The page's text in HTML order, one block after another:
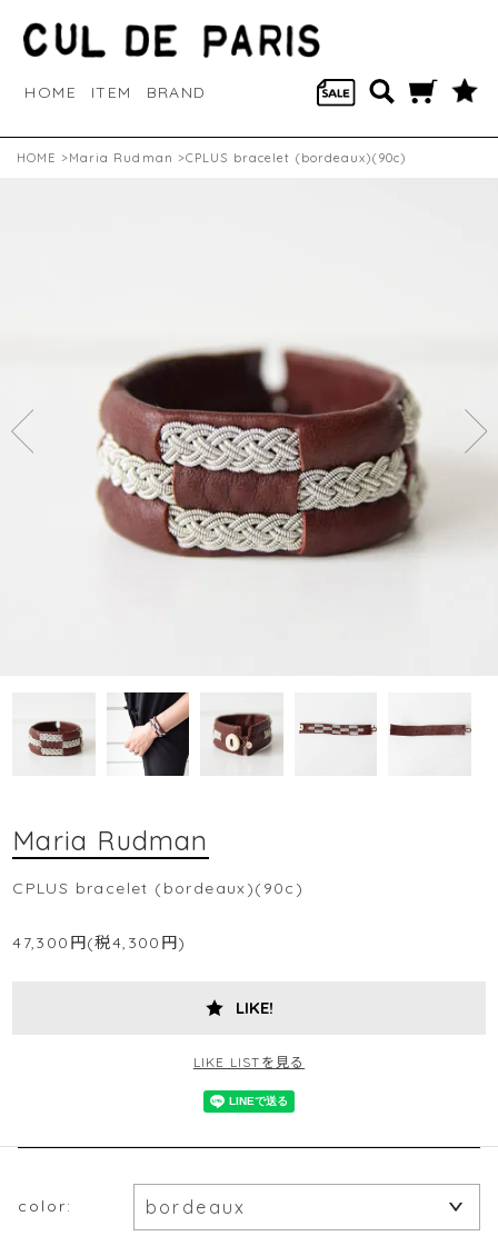
HOME ITEM BRAND
HOME >Maria Rudman >CPLUS bracelet (bordeaux)(90c)
Maria Rudman
CPLUS bracelet (bordeaux)(90c)
47,300円(税4,300円)
LIKE!
LIKE LISTを見る
color: